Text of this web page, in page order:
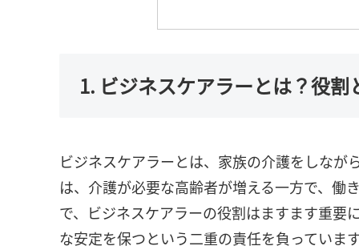
1. ビジネスケアラーとは？役割
ビジネスケアラーとは、家族の介護をしなが
は、介護が必要な高齢者が増える一方で、働
で、ビジネスケアラーの役割はますます重要
な安定を保つという二重の責任を負っていま